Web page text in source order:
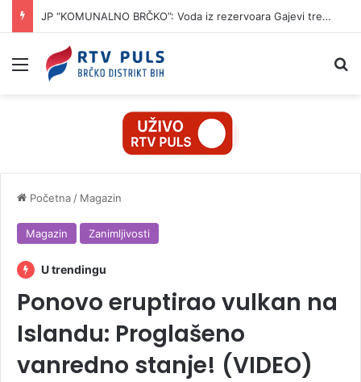
JP “KOMUNALNO BRČKO”: Voda iz rezervoara Gajevi trenutno nije za piće
Izbornik
Početna / Magazin
Magazin Zanimljivosti
U trendingu
Ponovo eruptirao vulkan na
Islandu: Proglašeno
vanredno stanje! (VIDEO)